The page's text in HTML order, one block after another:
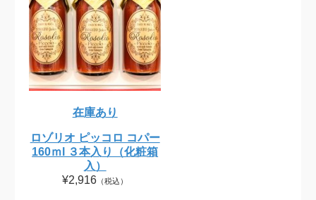
在庫あり
ロゾリオ ピッコロ コパー
160ｍl ３本入り（化粧箱
入）
¥2,916 （税込）